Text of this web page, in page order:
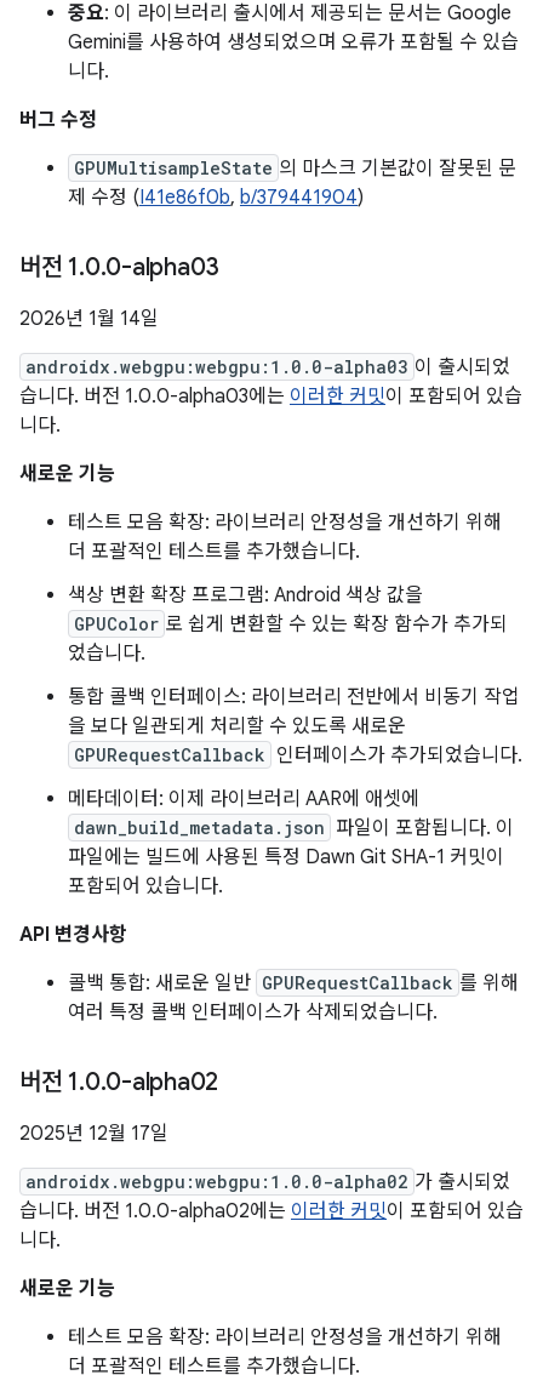
중요: 이 라이브러리 출시에서 제공되는 문서는 Google
Gemini를 사용하여 생성되었으며 오류가 포함될 수 있습
니다.
버그 수정
GPUMultisampleState 의 마스크 기본값이 잘못된 문
제 수정 (I41e86f0b, b/379441904)
버전 1.0.0-alpha03
2026년 1월 14일
androidx.webgpu:webgpu:1.0.0-alpha03 이 출시되었
습니다. 버전 1.0.0-alpha03에는 이러한 커밋이 포함되어 있습
니다.
새로운 기능
테스트 모음 확장: 라이브러리 안정성을 개선하기 위해
더 포괄적인 테스트를 추가했습니다.
색상 변환 확장 프로그램: Android 색상 값을
GPUColor 로 쉽게 변환할 수 있는 확장 함수가 추가되
었습니다.
통합 콜백 인터페이스: 라이브러리 전반에서 비동기 작업
을 보다 일관되게 처리할 수 있도록 새로운
GPURequestCallback 인터페이스가 추가되었습니다.
메타데이터: 이제 라이브러리 AAR에 애셋에
dawn_build_metadata.json 파일이 포함됩니다. 이
파일에는 빌드에 사용된 특정 Dawn Git SHA-1 커밋이
포함되어 있습니다.
API 변경사항
콜백 통합: 새로운 일반 GPURequestCallback 를 위해
여러 특정 콜백 인터페이스가 삭제되었습니다.
버전 1.0.0-alpha02
2025년 12월 17일
androidx.webgpu:webgpu:1.0.0-alpha02 가 출시되었
습니다. 버전 1.0.0-alpha02에는 이러한 커밋이 포함되어 있습
니다.
새로운 기능
테스트 모음 확장: 라이브러리 안정성을 개선하기 위해
더 포괄적인 테스트를 추가했습니다.